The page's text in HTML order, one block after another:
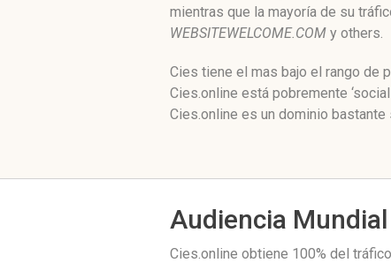
mientras que la mayoría de su
WEBSITEWELCOME.COM y others.
Cies tiene el mas bajo el rango de
Cies.online está pobremente
Cies.online es un dominio
Audiencia Mundial
Cies.online obtiene 100% del